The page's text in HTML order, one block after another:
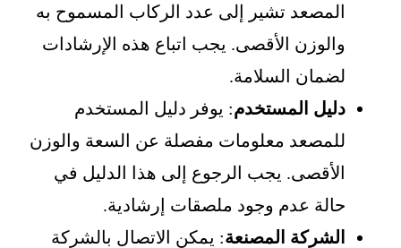
المصعد تشير إلى عدد الركاب المسموح به
والوزن الأقصى. يجب اتباع هذه الإرشادات
لضمان السلامة.
دليل المستخدم: يوفر دليل المستخدم
للمصعد معلومات مفصلة عن السعة والوزن
الأقصى. يجب الرجوع إلى هذا الدليل في
حالة عدم وجود ملصقات إرشادية.
الشركة المصنعة: يمكن الاتصال بالشركة